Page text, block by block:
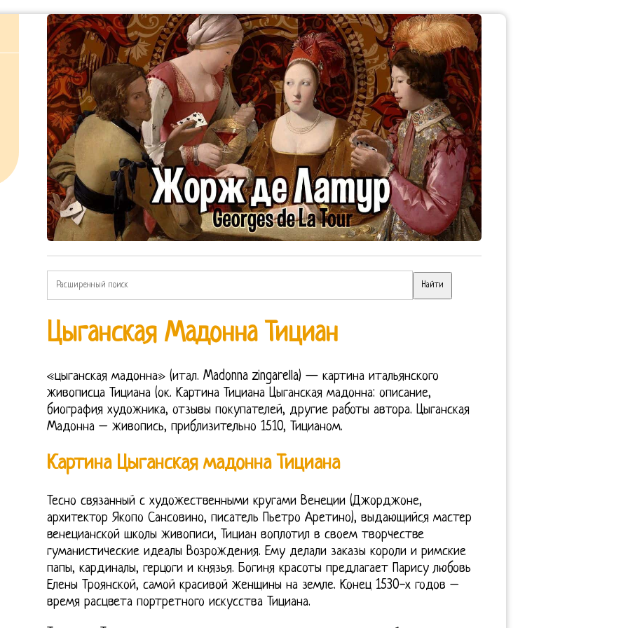
Цыганская Мадонна Тициан
«цыганская мадонна» (итал. Madonna zingarella) — картина итальянского
живописца Тициана (ок. Картина Тициана Цыганская мадонна: описание,
биография художника, отзывы покупателей, другие работы автора. Цыганская
Мадонна – живопись, приблизительно 1510, Тицианом.
Картина Цыганская мадонна Тициана
Тесно связанный с художественными кругами Венеции (Джорджоне,
архитектор Якопо Сансовино, писатель Пьетро Аретино), выдающийся мастер
венецианской школы живописи, Тициан воплотил в своем творчестве
гуманистические идеалы Возрождения. Ему делали заказы короли и римские
папы, кардиналы, герцоги и князья. Богиня красоты предлагает Парису любовь
Елены Троянской, самой красивой женщины на земле. Конец 1530-х годов –
время расцвета портретного искусства Тициана.